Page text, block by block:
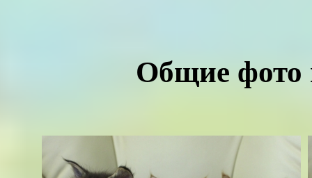
Общие фото